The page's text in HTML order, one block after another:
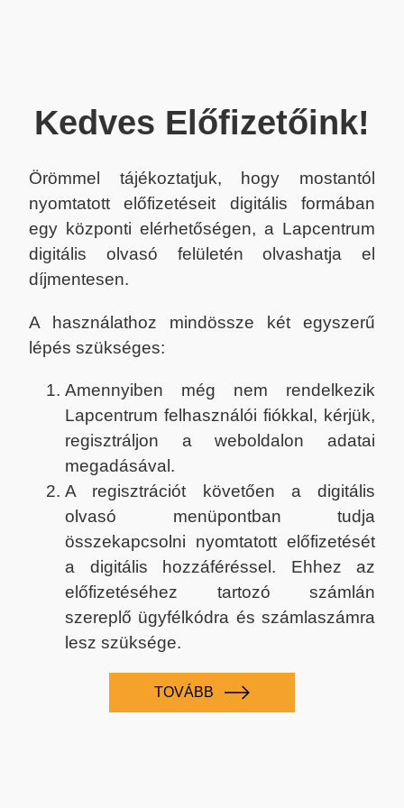
Kedves Előfizetőink!
Örömmel tájékoztatjuk, hogy mostantól
nyomtatott előfizetéseit digitális formában
egy központi elérhetőségen, a Lapcentrum
digitális olvasó felületén olvashatja el
díjmentesen.
A használathoz mindössze két egyszerű
lépés szükséges:
Amennyiben még nem rendelkezik
Lapcentrum felhasználói fiókkal, kérjük,
regisztráljon a weboldalon adatai
megadásával.
A regisztrációt követően a digitális
olvasó menüpontban tudja
összekapcsolni nyomtatott előfizetését
a digitális hozzáféréssel. Ehhez az
előfizetéséhez tartozó számlán
szereplő ügyfélkódra és számlaszámra
lesz szüksége.
TOVÁBB